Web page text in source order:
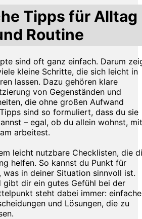
Tipps für Alltag
Routine
sind oft ganz einfach. Darum
kleine Schritte, die sich leicht in
lassen. Dazu gehören klare
von Gegenständen und
die ohne großen Aufwand
sind so formuliert, dass du sie
– egal, ob du allein wohnst, mit
arbeitest.
leicht nutzbare Checklisten, die
helfen. So kannst du Punkt für
was in deiner Situation sinnvoll ist.
gibt dir ein gutes Gefühl bei der
steht dabei immer: einfache
und Lösungen, die zu